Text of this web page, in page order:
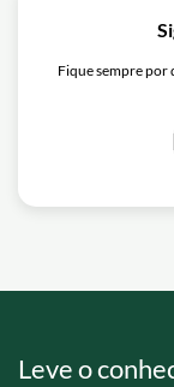
Fique sempre por
Leve o